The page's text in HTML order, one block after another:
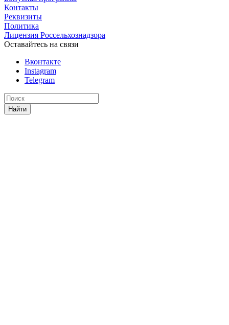
Контакты
Реквизиты
Политика
Лицензия Россельхознадзора
Оставайтесь на связи
Вконтакте
Instagram
Telegram
Найти